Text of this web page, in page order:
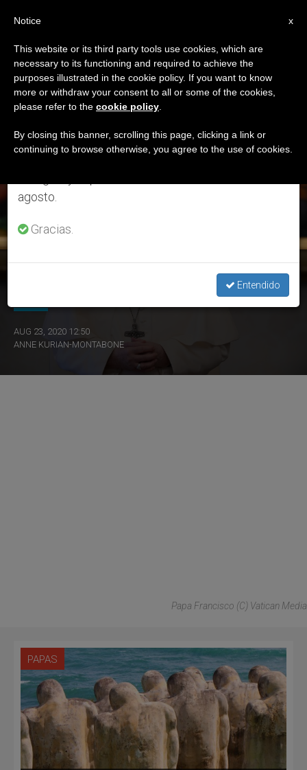
ETIQUETA
Posts Tagged ‘Día
Internacional’
ÚLTIMAS NOTICIAS
AUG 23, 2020 12:50
ANNE KURIAN-MONTABONE
Papa Francisco (C) Vatican Media
PAPAS
×
Aviso importante
Del 27 de julio al 7 de agosto haremos la pausa
anual, aprovechando que en el periodo de verano
se generan menos informaciones y también el
agosto.
Gracias.
Entendido
x
Notice
This website or its third party tools use cookies, which are
necessary to its functioning and required to achieve the
purposes illustrated in the cookie policy. If you want to know
more or withdraw your consent to all or some of the cookies,
please refer to the cookie policy
By closing this banner, scrolling this page, clicking a link or
continuing to browse otherwise, you agree to the use of cookies.